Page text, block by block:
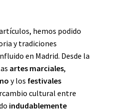
hemos podido
y tradiciones
en Madrid. Desde la
artes marciales,
y los festivales
cultural entre
indudablemente